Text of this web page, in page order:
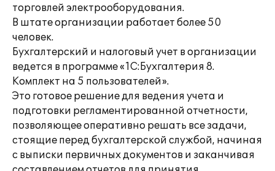
торговлей электрооборудования.
В штате организации работает более 50
человек.
Бухгалтерский и налоговый учет в организации
ведется в программе «1С:Бухгалтерия 8.
Комплект на 5 пользователей».
Это готовое решение для ведения учета и
подготовки регламентированной отчетности,
позволяющее оперативно решать все задачи,
стоящие перед бухгалтерской службой, начиная
с выписки первичных документов и заканчивая